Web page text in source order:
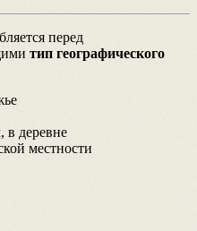
перед
тип географического
в деревне
местности